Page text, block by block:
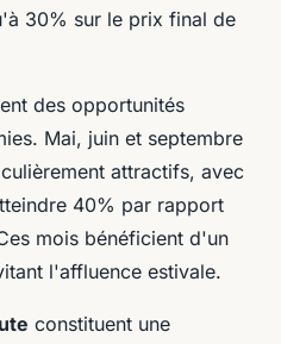
30% sur le prix final de
des opportunités
Mai, juin et septembre
attractifs, avec
40% par rapport
mois bénéficient d'un
l'affluence estivale.
constituent une